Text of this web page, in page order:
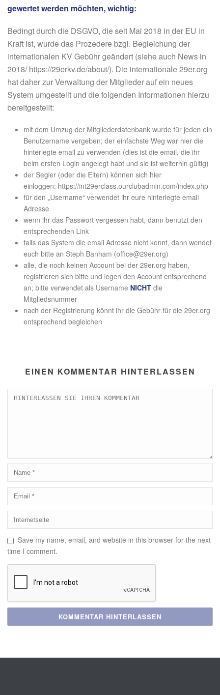
gewertet werden möchten, wichtig:
Bedingt durch die DSGVO, die seit Mai 2018 in der EU in
Kraft ist, wurde das Prozedere bzgl. Begleichung der
internationalen KV Gebühr geändert (siehe auch News in
2018/ https://29erkv.de/about/). Die internationale 29er.org
hat daher zur Verwaltung der Mitglieder auf ein neues
System umgestellt und die folgenden Informationen hierzu
bereitgestellt:
mit dem Umzug der Mitgliederdatenbank wurde für jeden ein
Benutzername vergeben; der einfachste Weg war hier die
hinterlegte email zu verwenden (dies ist die email, die ihr
beim ersten Login angelegt habt und sie ist weiterhin gültig)
der Segler (oder die Eltern) können sich hier
einloggen: https://int29erclass.ourclubadmin.com/index.php
für den „Username“ verwendet ihr eure hinterlegte email
Adresse
wenn ihr das Passwort vergessen habt, dann benutzt den
entsprechenden Link
falls das System die email Adresse nicht kennt, dann wendet
euch bitte an Steph Banham (office@29er.org)
alle, die noch keinen Account bei der 29er.org haben,
registrieren sich bitte und legen den Account entsprechend
an; bitte verwendet als Username NICHT die
Mitgliedsnummer
nach der Registrierung könnt ihr die Gebühr für die 29er.org
entsprechend begleichen
EINEN KOMMENTAR HINTERLASSEN
Save my name, email, and website in this browser for the next
time I comment.